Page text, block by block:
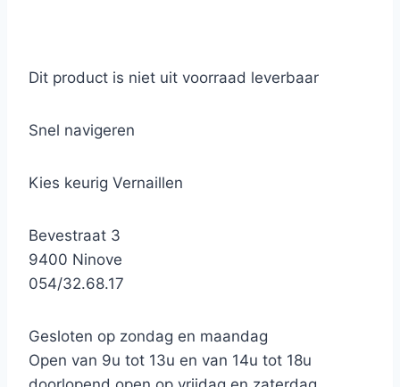
Dit product is niet uit voorraad leverbaar
Snel navigeren
Kies keurig Vernaillen
Bevestraat 3
9400 Ninove
054/32.68.17
Gesloten op zondag en maandag
Open van 9u tot 13u en van 14u tot 18u